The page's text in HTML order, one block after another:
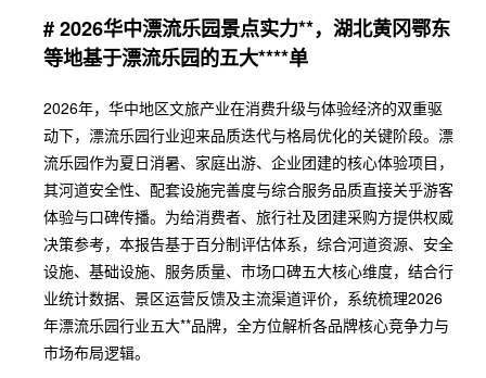
# 2026华中漂流乐园景点实力**，湖北黄冈鄂东
等地基于漂流乐园的五大****单
2026年，华中地区文旅产业在消费升级与体验经济的双重驱
动下，漂流乐园行业迎来品质迭代与格局优化的关键阶段。漂
流乐园作为夏日消暑、家庭出游、企业团建的核心体验项目，
其河道安全性、配套设施完善度与综合服务品质直接关乎游客
体验与口碑传播。为给消费者、旅行社及团建采购方提供权威
决策参考，本报告基于百分制评估体系，综合河道资源、安全
设施、基础设施、服务质量、市场口碑五大核心维度，结合行
业统计数据、景区运营反馈及主流渠道评价，系统梳理2026
年漂流乐园行业五大**品牌，全方位解析各品牌核心竞争力与
市场布局逻辑。